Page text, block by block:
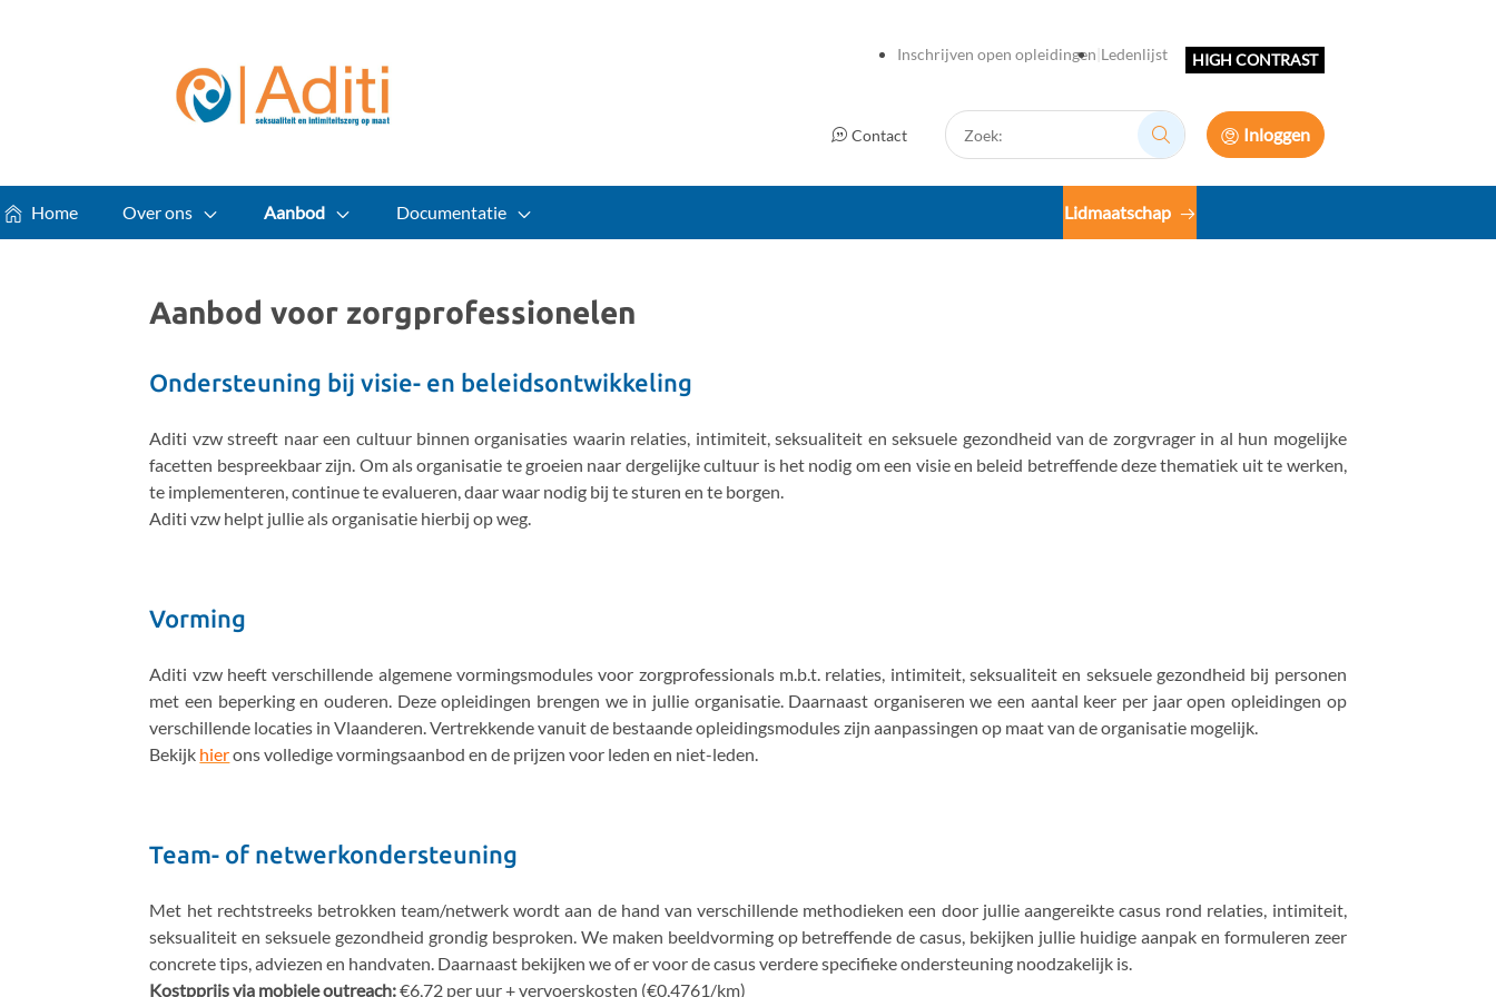
Inschrijven open opleidingen Ledenlijst HIGH CONTRAST
Contact
Zoek:
Zoek:
Inloggen
Home Over ons Aanbod Documentatie Lidmaatschap
Aanbod voor zorgprofessionelen
Ondersteuning bij visie- en beleidsontwikkeling
Aditi vzw streeft naar een cultuur binnen organisaties waarin relaties, intimiteit, seksualiteit en seksuele gezondheid van de zorgvrager in al hun mogelijke
facetten bespreekbaar zijn. Om als organisatie te groeien naar dergelijke cultuur is het nodig om een visie en beleid betreffende deze thematiek uit te werken,
te implementeren, continue te evalueren, daar waar nodig bij te sturen en te borgen.
Aditi vzw helpt jullie als organisatie hierbij op weg.
Vorming
Aditi vzw heeft verschillende algemene vormingsmodules voor zorgprofessionals m.b.t. relaties, intimiteit, seksualiteit en seksuele gezondheid bij personen
met een beperking en ouderen. Deze opleidingen brengen we in jullie organisatie. Daarnaast organiseren we een aantal keer per jaar open opleidingen op
verschillende locaties in Vlaanderen. Vertrekkende vanuit de bestaande opleidingsmodules zijn aanpassingen op maat van de organisatie mogelijk.
Bekijk hierons volledige vormingsaanbod en de prijzen voor leden en niet-leden.
Team- of netwerkondersteuning
Met het rechtstreeks betrokken team/netwerk wordt aan de hand van verschillende methodieken een door jullie aangereikte casus rond relaties, intimiteit,
seksualiteit en seksuele gezondheid grondig besproken. We maken beeldvorming op betreffende de casus, bekijken jullie huidige aanpak en formuleren zeer
concrete tips, adviezen en handvaten. Daarnaast bekijken we of er voor de casus verdere specifieke ondersteuning noodzakelijk is.
Kostpprijs via mobiele outreach:€6,72 per uur + vervoerskosten (€0,4761/km)